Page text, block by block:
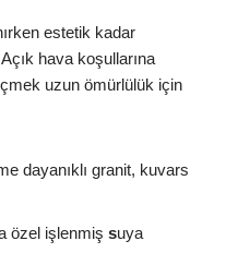
estetik kadar
hava koşullarına
uzun ömürlülük için
dayanıklı granit, kuvars
özel işlenmiş suya